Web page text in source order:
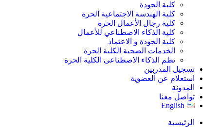
كلية الجودة
كلية الهندسة الاجتماعية الحرة
كلية رجال الأعمال الحرة
كلية الذكاء الاصطناعي للأعمال
كلية الجودة و الاعتماد
الخدمات الصحية الكلية الحرة
نظم الذكاء الاصطناعى الكلية الحرة
تسجيل المدربين
استعلام عن العضوية
المدونة
تواصل معنا
English
الرئيسية